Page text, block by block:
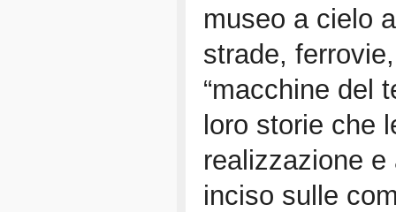
museo a cielo
strade,
“macchine del
loro storie che
realizzazione
inciso sulle